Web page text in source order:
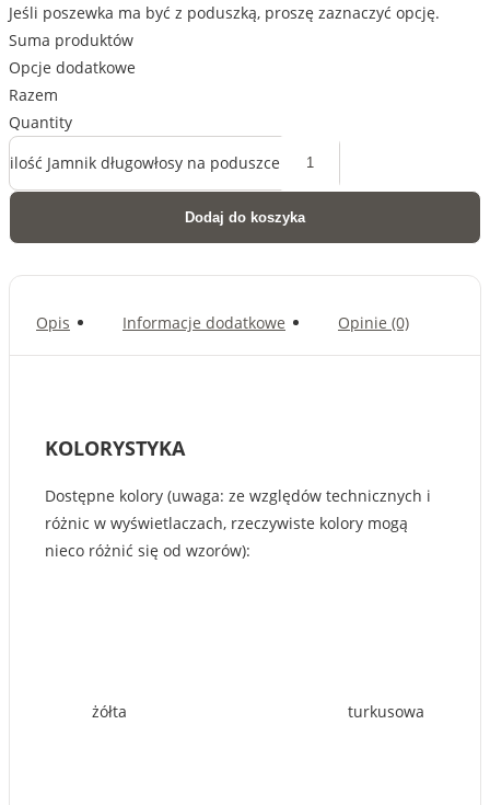
Jeśli poszewka ma być z poduszką, proszę zaznaczyć opcję.
Suma produktów
Opcje dodatkowe
Razem
Quantity
ilość Jamnik długowłosy na poduszce
Dodaj do koszyka
Opis Informacje dodatkowe Opinie (0)
KOLORYSTYKA
Dostępne kolory (uwaga: ze względów technicznych i
różnic w wyświetlaczach, rzeczywiste kolory mogą
nieco różnić się od wzorów):
żółta turkusowa